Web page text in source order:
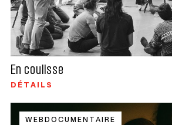
En coulisse
DÉTAILS
WEBDOCUMENTAIRE